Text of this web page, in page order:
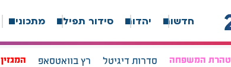
חדשות יהדות סידור תפילה מתכונים
טהרת המשפחה סדרות דיגיטל רץ בוואטסאפ המגזין